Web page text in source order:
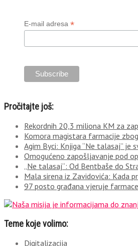
E-mail adresa *
Pročitajte još:
Rekordnih 20,3 miliona KM za
Komora magistara farmacije
Agim Byci: Knjiga “Ne talasaj”
Omogućeno zapošljavanje pod
„Ne talasaj“: Od Bentbaše do
Mala sirena iz Zavidovića: Kada
97 posto građana vjeruje
Teme koje volimo:
Digitalizacija